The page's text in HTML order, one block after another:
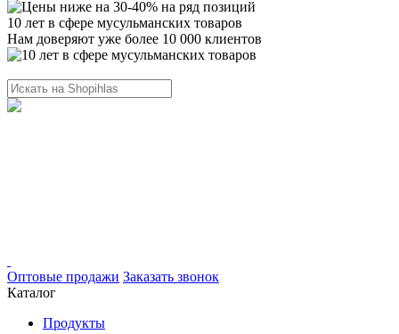
10 лет в сфере мусульманских товаров
Нам доверяют уже более 10 000 клиентов
Оптовые продажи Заказать звонок
Каталог
Продукты